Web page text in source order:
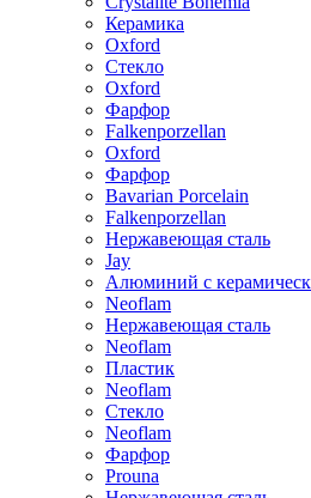
Керамика
Oxford
Стекло
Oxford
Фарфор
Falkenporzellan
Oxford
Фарфор
Bavarian Porcelain
Falkenporzellan
Нержавеющая сталь
Jay
Алюминий с
Neoflam
Нержавеющая сталь
Neoflam
Пластик
Neoflam
Стекло
Neoflam
Фарфор
Prouna